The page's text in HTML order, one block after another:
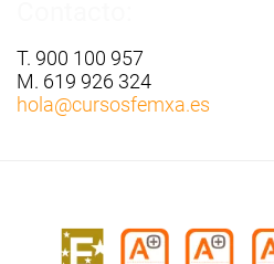
T. 900 100 957
M. 619 926 324
hola@cursosfemxa.es